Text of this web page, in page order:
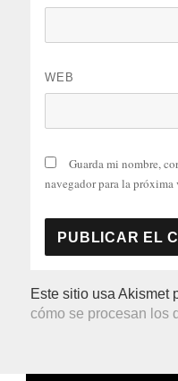
WEB
Guarda mi nombre,
navegador para la próxima
Este sitio usa Akismet
cómo se procesan los